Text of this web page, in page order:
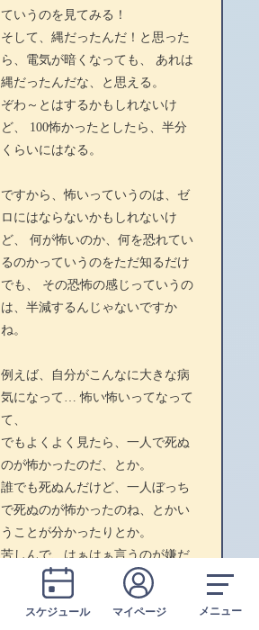
スケジュール マイページ メニュー
ていうのを見てみる！
そして、縄だったんだ！と思った
ら、電気が暗くなっても、 あれは
縄だったんだな、と思える。
ぞわ～とはするかもしれないけ
ど、 100怖かったとしたら、半分
くらいにはなる。
ですから、怖いっていうのは、ゼ
ロにはならないかもしれないけ
ど、 何が怖いのか、何を恐れてい
るのかっていうのをただ知るだけ
でも、 その恐怖の感じっていうの
は、半減するんじゃないですか
ね。
例えば、自分がこんなに大きな病
気になって… 怖い怖いってなって
て、
でもよくよく見たら、一人で死ぬ
のが怖かったのだ、とか。
誰でも死ぬんだけど、一人ぼっち
で死ぬのが怖かったのね、とかい
うことが分かったりとか。
苦しんで、はぁはぁ言うのが嫌だ
ったのだ、とか。
なんとなく自分が、なんで、怖い
のかなぁみたいなのを、 ちゃんと